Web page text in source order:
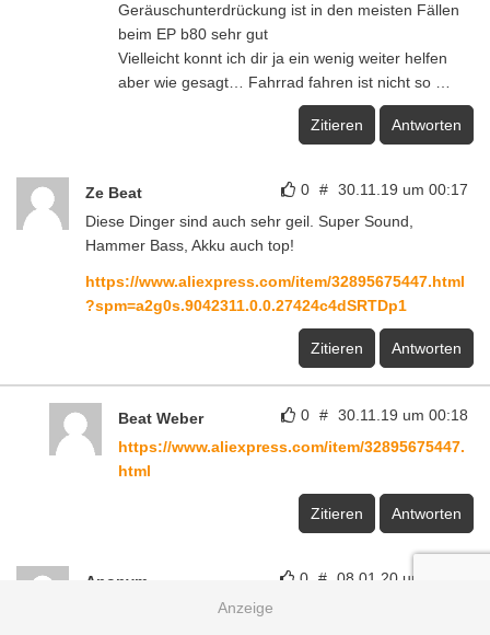
Geräuschunterdrückung ist in den meisten Fällen
beim EP b80 sehr gut
Vielleicht konnt ich dir ja ein wenig weiter helfen
aber wie gesagt… Fahrrad fahren ist nicht so …
Zitieren Antworten
0 # 30.11.19 um 00:17
Ze Beat
Diese Dinger sind auch sehr geil. Super Sound,
Hammer Bass, Akku auch top!
https://www.aliexpress.com/item/32895675447.html
?spm=a2g0s.9042311.0.0.27424c4dSRTDp1
Zitieren Antworten
0 # 30.11.19 um 00:18
Beat Weber
https://www.aliexpress.com/item/32895675447.
html
Zitieren Antworten
0 # 08.01.20 um 13:01
Anonym
Also ich höre ab 160kbit/s selbst mit ganz gespannten